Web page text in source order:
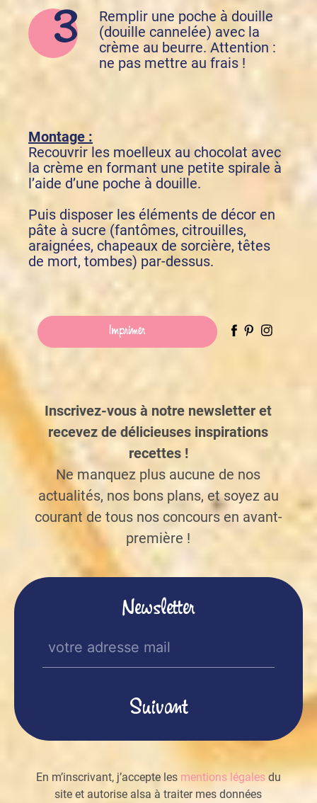
Imprimer
Remplir une poche à douille
(douille cannelée) avec la
crème au beurre. Attention :
ne pas mettre au frais !
Montage :
Recouvrir les moelleux au chocolat avec
la crème en formant une petite spirale à
l’aide d’une poche à douille.
Puis disposer les éléments de décor en
pâte à sucre (fantômes, citrouilles,
araignées, chapeaux de sorcière, têtes
de mort, tombes) par-dessus.
Inscrivez-vous à notre newsletter et
recevez de délicieuses inspirations
recettes !
Ne manquez plus aucune de nos
actualités, nos bons plans, et soyez au
courant de tous nos concours en avant-
première !
Newsletter
E-
mail
En m’inscrivant, j’accepte les mentions légalesdu
site et autorise alsa à traiter mes données